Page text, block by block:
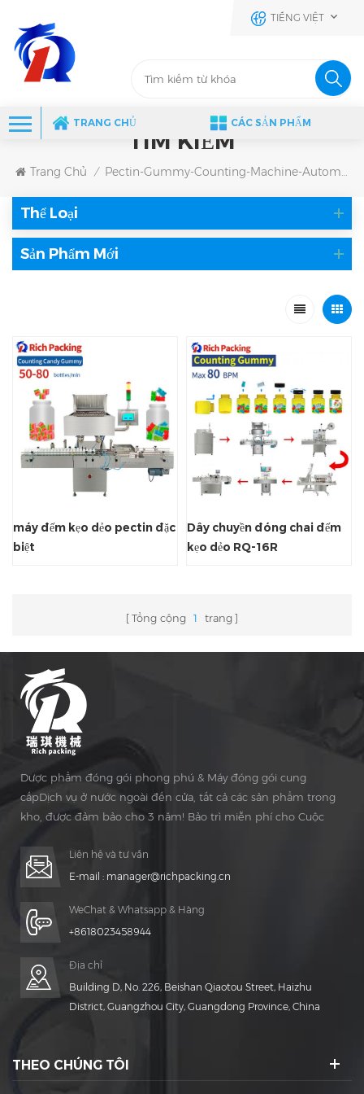
TIẾNG VIỆT
TRANG CHỦ CÁC SẢN PHẨM
TÌM KIẾM
Trang Chủ / Pectin-Gummy-Counting-Machine-Automatic
Thể Loại
Sản Phẩm Mới
máy đếm kẹo dẻo pectin đặc
biệt
Dây chuyền đóng chai đếm
kẹo dẻo RQ-16R
Tổng cộng 1 trang
Dược phẩm đóng gói phong phú & Máy đóng gói cung
cấpDịch vụ ở nước ngoài đến cửa, tất cả các sản phẩm trong
kho, được đảm bảo cho 3 năm! Bảo trì miễn phí cho Cuộc
Liên hệ và tư vấn
E-mail : manager@richpacking.cn
WeChat & Whatsapp & Hàng
+8618023458944
Địa chỉ
Building D, No. 226, Beishan Qiaotou Street, Haizhu
District, Guangzhou City, Guangdong Province, China
THEO CHÚNG TÔI